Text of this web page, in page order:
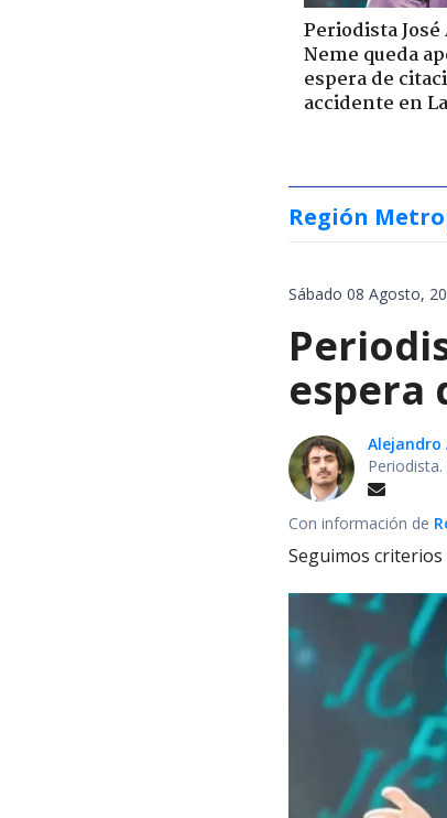
Periodista
Neme queda
espera de
accidente en
Región
Sábado 08 Agosto,
espera
Alejandro
Con información de
Seguimos criterios